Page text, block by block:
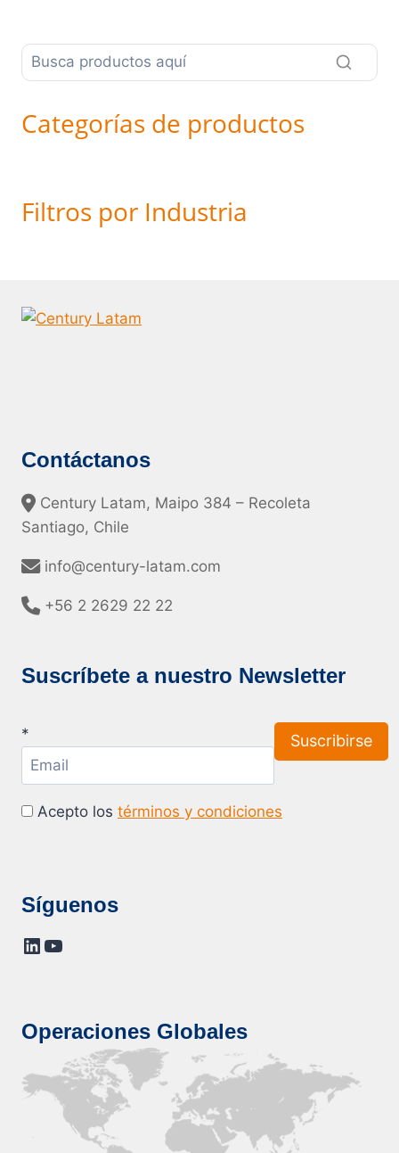
Categorías de productos
Filtros por Industria
Contáctanos
Century Latam, Maipo 384 – Recoleta
Santiago, Chile
info@century-latam.com
+56 2 2629 22 22
Suscríbete a nuestro Newsletter
*
Acepto los términos y condiciones
Síguenos
LinkedIn
YouTube
Operaciones Globales